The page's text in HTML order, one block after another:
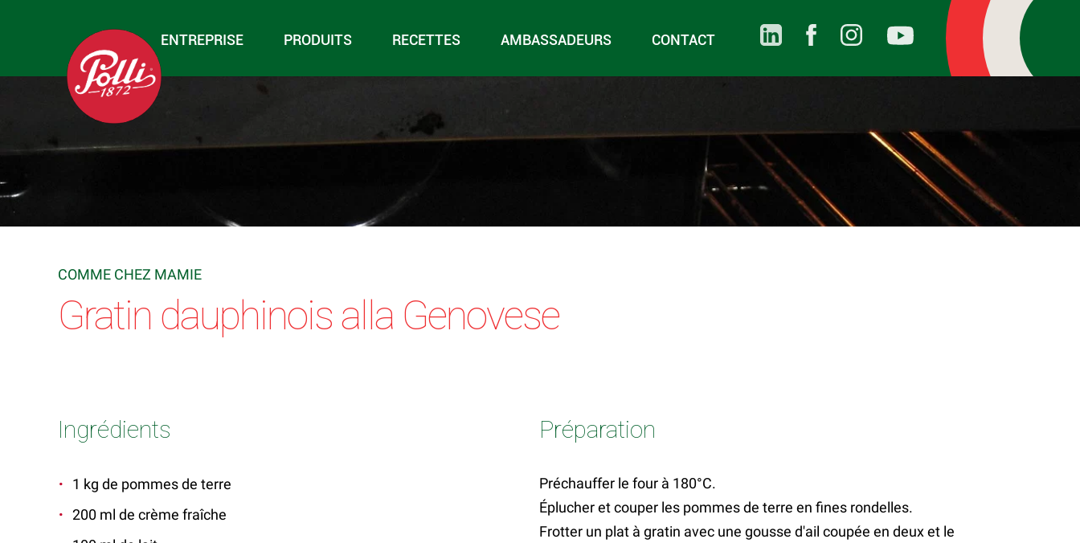
ENTREPRISE PRODUITS RECETTES AMBASSADEURS CONTACT
COMME CHEZ MAMIE
Gratin dauphinois alla Genovese
Ingrédients
1 kg de pommes de terre
200 ml de crème fraîche
Préparation
Préchauffer le four à 180°C.
Éplucher et couper les pommes de terre en fines rondelles.
Frotter un plat à gratin avec une gousse d'ail coupée en deux et le